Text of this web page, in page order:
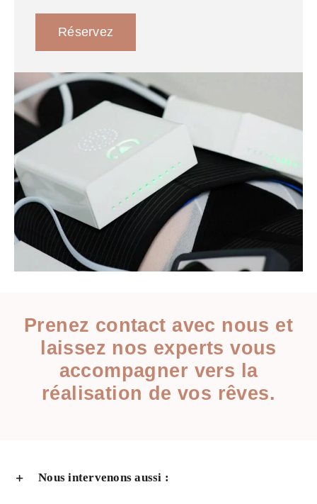
Réservez
Prenez contact avec nous et
laissez nos experts vous
accompagner vers la
réalisation de vos rêves.
Nous intervenons aussi :